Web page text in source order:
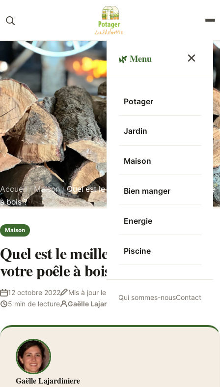
🌿 Menu
Potager
Jardin
Maison
Bien manger
Energie
Piscine
Qui sommes-nousContact
Accueil / Maison/ Quel est le meilleur bois pour votre poêle
à bois ?
Maison
Quel est le meilleur bois pour
votre poêle à bois ?
12 octobre 2022 Mis à jour le
12 octobre 2022
5 min de lecture
Gaëlle Lajardiniere
Gaëlle Lajardiniere